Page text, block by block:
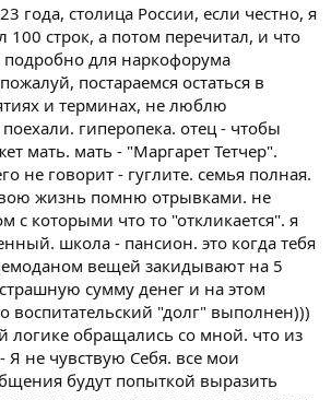
года, столица России, если честно, я
100 строк, а потом перечитал, и что
подробно для наркофорума
постараемся остаться в
и терминах, не люблю
гиперопека. отец - чтобы
мать. мать - "Маргарет Тетчер".
не говорит - гуглите. семья полная.
жизнь помню отрывками. не
с которыми что то "откликается". я
школа - пансион. это когда тебя
вещей закидывают на 5
сумму денег и на этом
воспитательский "долг" выполнен)))
логике обращались со мной. что из
Я не чувствую Себя. все мои
будут попыткой выразить